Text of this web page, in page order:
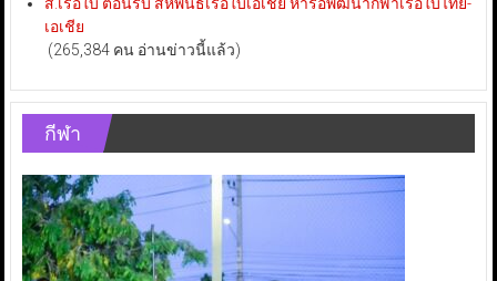
ส.เรือใบ ต้อนรับ สหพันธ์เรือใบเอเชีย หารือพัฒนากีฬาเรือใบไทย-
เอเชีย
(265,384 คน อ่านข่าวนี้แล้ว)
กีฬา